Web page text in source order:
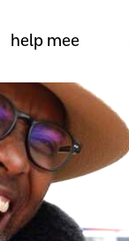
help mee
africa